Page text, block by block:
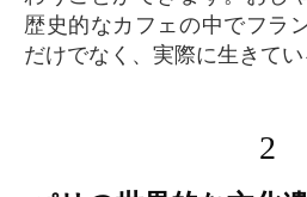
歴史的なカフェの中でフラ
だけでなく、実際に生きてい
2